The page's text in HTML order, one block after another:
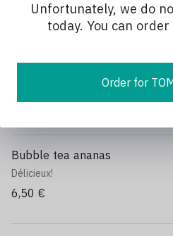
Unfortunately, we do
today. You can order
Order for
6,50 €
Bubble tea fruit de la passion
6,50 €
Bubble tea ananas
Délicieux!
6,50 €